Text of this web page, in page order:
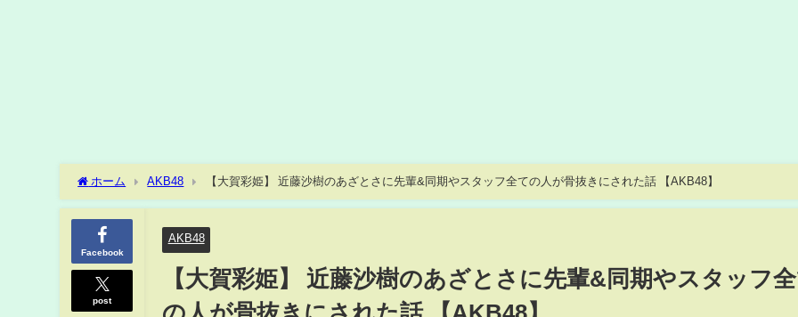
ホーム AKB48 【大賀彩姫】 近藤沙樹のあざとさに先輩&同期やスタッフ全ての人が骨抜きにされた話 【AKB48】
Facebook
post
AKB48
【大賀彩姫】 近藤沙樹のあざとさに先輩&同期やスタッフ
の人が骨抜きにされた話 【AKB48】